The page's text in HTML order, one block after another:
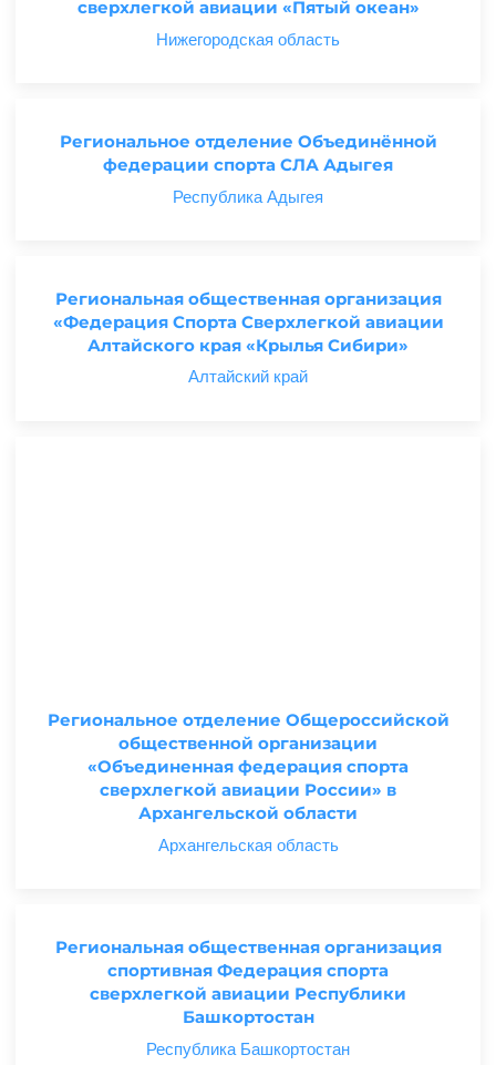
сверхлегкой авиации «Пятый океан»
Нижегородская область
Региональное отделение Объединённой
федерации спорта СЛА Адыгея
Республика Адыгея
Региональная общественная организация
«Федерация Спорта Сверхлегкой авиации
Алтайского края «Крылья Сибири»
Алтайский край
Региональное отделение Общероссийской
общественной организации
«Объединенная федерация спорта
сверхлегкой авиации России» в
Архангельской области
Архангельская область
Региональная общественная организация
спортивная Федерация спорта
сверхлегкой авиации Республики
Башкортостан
Республика Башкортостан